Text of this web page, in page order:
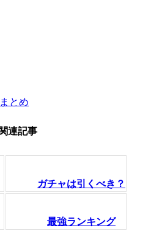
とめ
連記事
ガチャは引くべき？
最強ランキング